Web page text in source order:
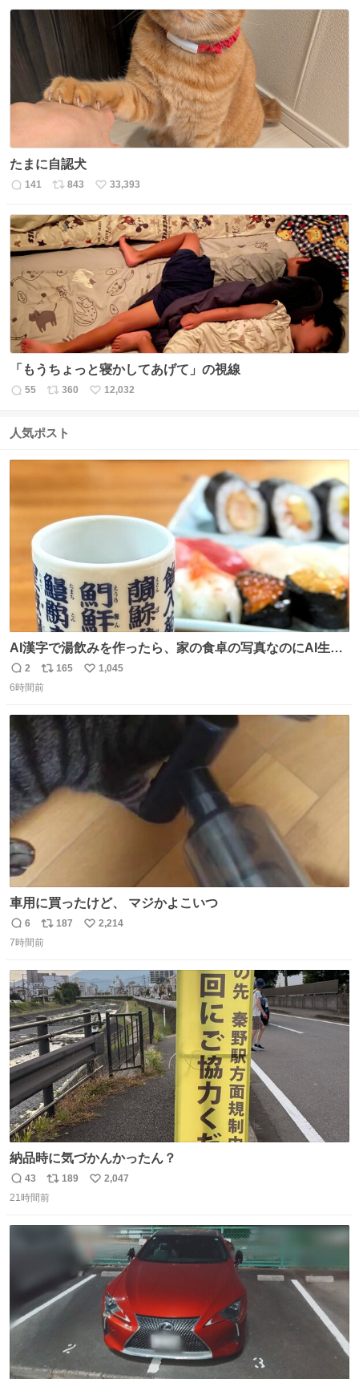
数
ス
ト
ね
たまに自認犬
返
数
141
リ
ス
ト
843
い
ね
数
33,393
「もうちょっと寝かしてあげて」の視線
返
数
55
リ
ス
360
い
12,032
人気ポスト
AI漢字で湯飲みを作ったら、家の食卓の写真なのにAI生成
に見える
返
信
2
リ
ポ
ト
数
165
い
数
1,045
6時間前
車用に買ったけど、 マジかよこいつ
返
信
6
リ
ポ
ト
数
187
い
数
2,214
7時間前
納品時に気づかんかったん？
返
信
43
リ
ポ
189
い
2,047
21時間前